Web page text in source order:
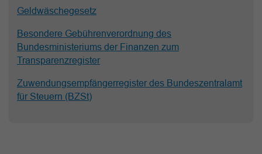
Geldwäschegesetz
Besondere Gebührenverordnung des
Bundesministeriums der Finanzen zum
Transparenzregister
Zuwendungsempfängerregister des Bundeszentralamt
für Steuern (BZSt)